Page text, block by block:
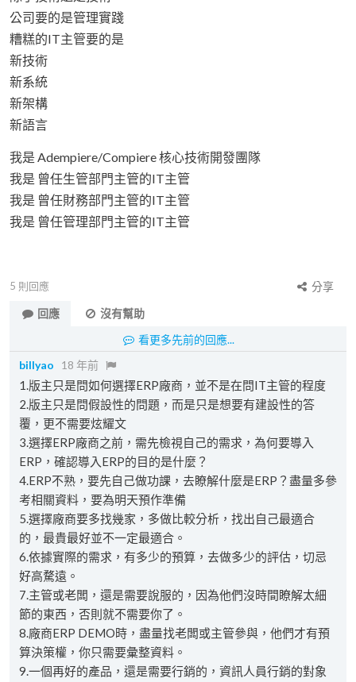
公司要的是管理實踐
糟糕的IT主管要的是
新技術
新系統
新架構
新語言
我是 Adempiere/Compiere 核心技術開發團隊
我是 曾任生管部門主管的IT主管
我是 曾任財務部門主管的IT主管
我是 曾任管理部門主管的IT主管
5 則回應
分享
回應
沒有幫助
看更多先前的回應...
billyao
18 年前
1.版主只是問如何選擇ERP廠商，並不是在問IT主管的程度
2.版主只是問假設性的問題，而是只是想要有建設性的答
覆，更不需要炫耀文
3.選擇ERP廠商之前，需先檢視自己的需求，為何要導入
ERP，確認導入ERP的目的是什麼？
4.ERP不熟，要先自己做功課，去瞭解什麼是ERP？盡量多參
考相關資料，要為明天預作準備
5.選擇廠商要多找幾家，多做比較分析，找出自己最適合
的，最貴最好並不一定最適合。
6.依據實際的需求，有多少的預算，去做多少的評估，切忌
好高騖遠。
7.主管或老闆，還是需要說服的，因為他們沒時間瞭解太細
節的東西，否則就不需要你了。
8.廠商ERP DEMO時，盡量找老闆或主管參與，他們才有預
算決策權，你只需要彙整資料。
9.一個再好的產品，還是需要行銷的，資訊人員行銷的對象